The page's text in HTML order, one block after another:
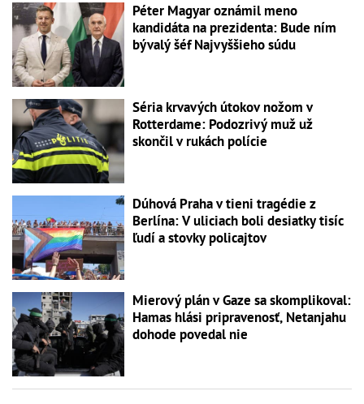
Péter Magyar oznámil meno
kandidáta na prezidenta: Bude ním
bývalý šéf Najvyššieho súdu
Séria krvavých útokov nožom v
Rotterdame: Podozrivý muž už
skončil v rukách polície
Dúhová Praha v tieni tragédie z
Berlína: V uliciach boli desiatky tisíc
ľudí a stovky policajtov
Mierový plán v Gaze sa skomplikoval:
Hamas hlási pripravenosť, Netanjahu
dohode povedal nie